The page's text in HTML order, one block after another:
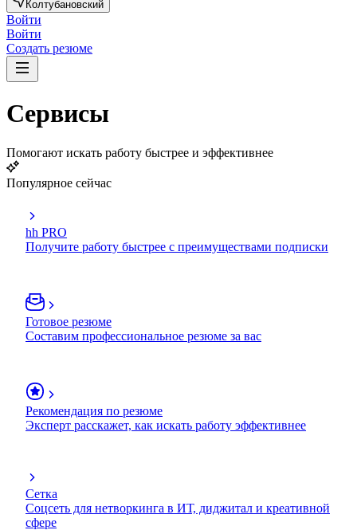
Колтубановский
Войти
Войти
Создать резюме
Сервисы
Помогают искать работу быстрее и эффективнее
Популярное сейчас
hh PRO
Получите работу быстрее с преимуществами подписки
Готовое резюме
Составим профессиональное резюме за вас
Рекомендация по резюме
Эксперт расскажет, как искать работу эффективнее
Сетка
Соцсеть для нетворкинга в ИТ, диджитал и креативной
сфере